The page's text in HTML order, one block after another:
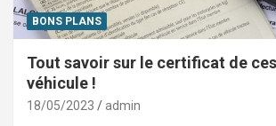
BONS PLANS
Tout savoir sur le certificat de
véhicule !
18/05/2023 admin